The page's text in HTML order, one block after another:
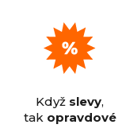
Když slevy,
tak opravdové